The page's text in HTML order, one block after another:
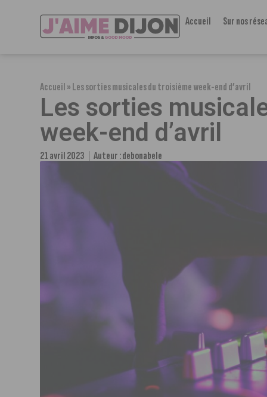
Accueil Sur nos
Accueil»Les sorties musicales du troisième week-end d’avril
Les sorties
week-end d’avril
21 avril 2023 Auteur :debonabele